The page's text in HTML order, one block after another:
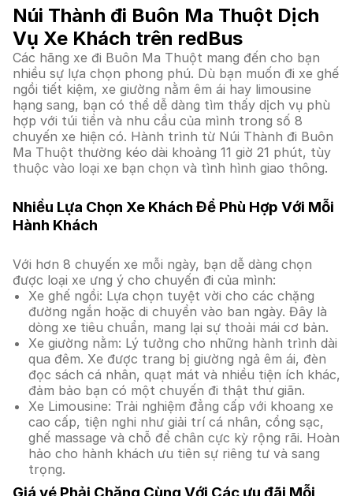
Núi Thành đi Buôn Ma Thuột Dịch
Vụ Xe Khách trên redBus
Các hãng xe đi Buôn Ma Thuột mang đến cho bạn
nhiều sự lựa chọn phong phú. Dù bạn muốn đi xe ghế
ngồi tiết kiệm, xe giường nằm êm ái hay limousine
hạng sang, bạn có thể dễ dàng tìm thấy dịch vụ phù
hợp với túi tiền và nhu cầu của mình trong số 8
chuyến xe hiện có. Hành trình từ Núi Thành đi Buôn
Ma Thuột thường kéo dài khoảng 11 giờ 21 phút, tùy
thuộc vào loại xe bạn chọn và tình hình giao thông.
Nhiều Lựa Chọn Xe Khách Để Phù Hợp Với Mỗi
Hành Khách
Với hơn 8 chuyến xe mỗi ngày, bạn dễ dàng chọn
được loại xe ưng ý cho chuyến đi của mình:
Xe ghế ngồi: Lựa chọn tuyệt vời cho các chặng
đường ngắn hoặc di chuyển vào ban ngày. Đây là
dòng xe tiêu chuẩn, mang lại sự thoải mái cơ bản.
Xe giường nằm: Lý tưởng cho những hành trình dài
qua đêm. Xe được trang bị giường ngả êm ái, đèn
đọc sách cá nhân, quạt mát và nhiều tiện ích khác,
đảm bảo bạn có một chuyến đi thật thư giãn.
Xe Limousine: Trải nghiệm đẳng cấp với khoang xe
cao cấp, tiện nghi như giải trí cá nhân, cổng sạc,
ghế massage và chỗ để chân cực kỳ rộng rãi. Hoàn
hảo cho hành khách ưu tiên sự riêng tư và sang
trọng.